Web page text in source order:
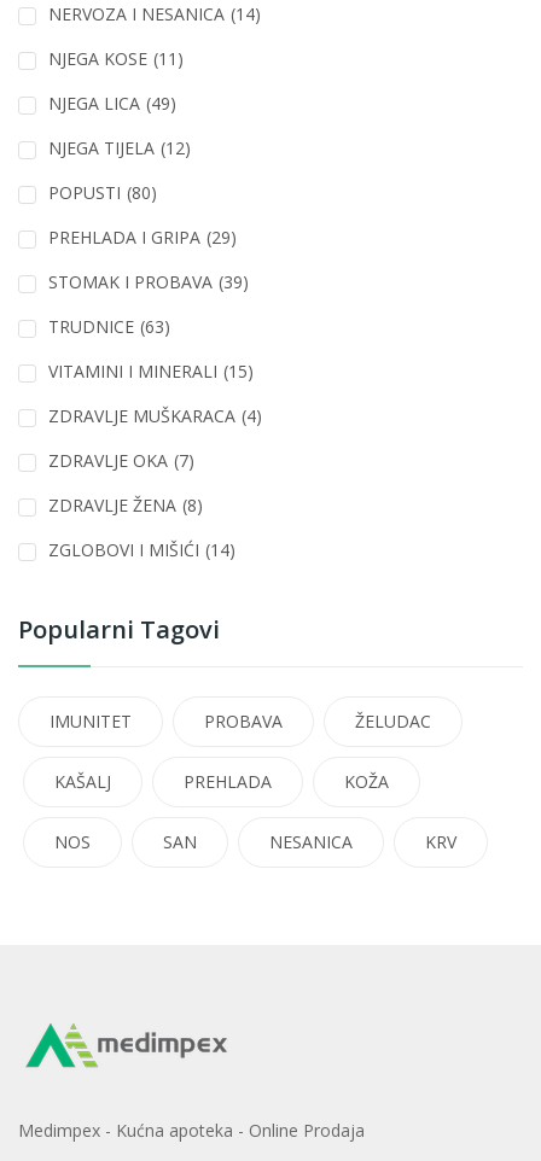
NERVOZA I NESANICA (14)
NJEGA KOSE (11)
NJEGA LICA (49)
NJEGA TIJELA (12)
POPUSTI (80)
PREHLADA I GRIPA (29)
STOMAK I PROBAVA (39)
TRUDNICE (63)
VITAMINI I MINERALI (15)
ZDRAVLJE MUŠKARACA (4)
ZDRAVLJE OKA (7)
ZDRAVLJE ŽENA (8)
ZGLOBOVI I MIŠIĆI (14)
Popularni Tagovi
IMUNITET PROBAVA ŽELUDAC
KAŠALJ PREHLADA KOŽA
NOS SAN NESANICA KRV
Medimpex - Kućna apoteka - Online Prodaja